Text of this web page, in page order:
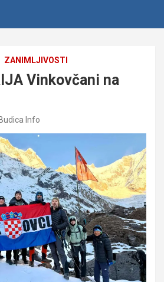
ZANIMLJIVOSTI
Vinkovčani na
Info